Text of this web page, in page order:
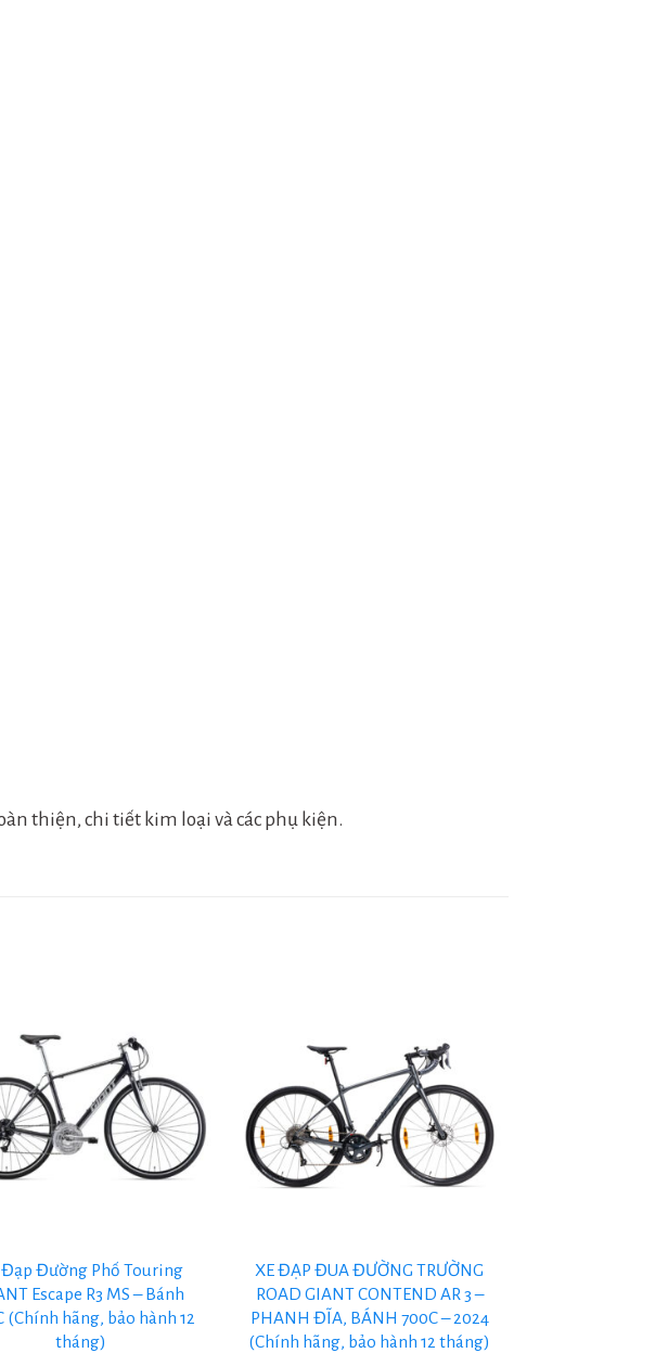
thiện, chi tiết kim loại và các phụ kiện.
Đạp Đường Phố Touring
Escape R3 MS – Bánh
(Chính hãng, bảo hành 12
tháng)
XE ĐẠP ĐUA ĐƯỜNG TRƯỜNG
ROAD GIANT CONTEND AR 3 –
PHANH ĐĨA, BÁNH 700C – 2024
(Chính hãng, bảo hành 12 tháng)